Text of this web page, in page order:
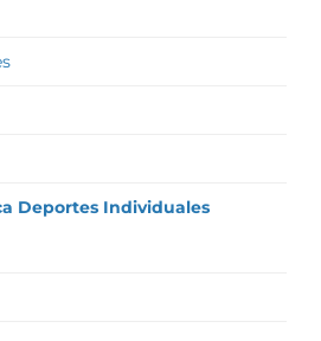
Deportes Individuales